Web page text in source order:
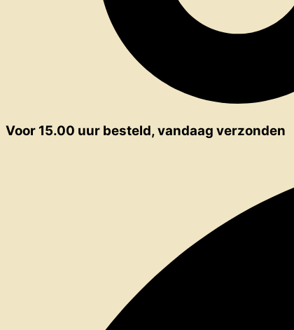
Voor 15.00 uur besteld, vandaag verzonden